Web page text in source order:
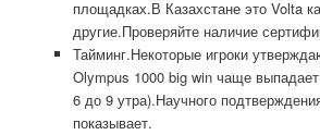
площадках.В Казахстане это Volta
другие.Проверяйте наличие
Тайминг.Некоторые игроки
Olympus 1000 big win чаще
6 до 9 утра).Научного
показывает.